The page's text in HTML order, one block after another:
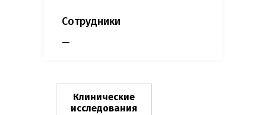
Сотрудники
—
Клинические
исследования